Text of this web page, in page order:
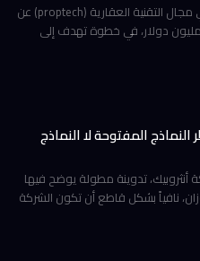
أعلنت شركة Dwelly البريطانية الناشئة في مجال التقنية العقارية (proptech) عن
إغلاق جولة تمويلية ضخمة بقيمة 170 مليون دولار، في خطوة تهدف إلى
المفتوحة لا النماذج
أنثروبيك، تدوينة مطولة يوضح فيها
نافياً بشكل قاطع أن تكون الشركة